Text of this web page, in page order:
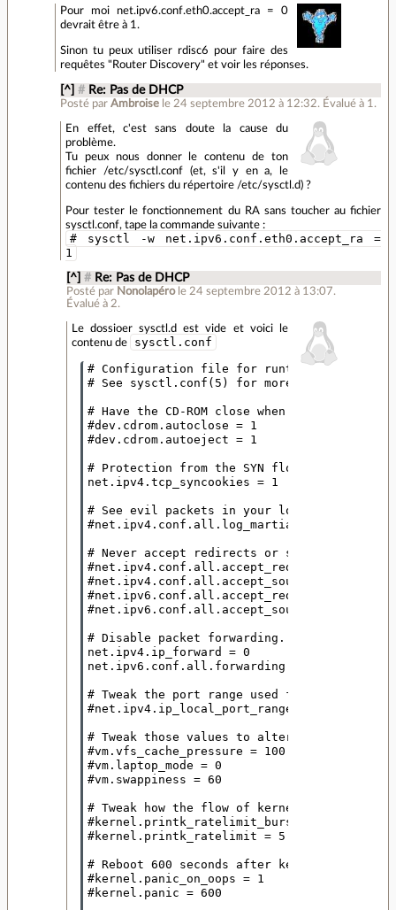
Pour moi net.ipv6.conf.eth0.accept_ra = 0
devrait être à 1.
Sinon tu peux utiliser rdisc6 pour faire des
requêtes "Router Discovery" et voir les réponses.
[^] # Re: Pas de DHCP
Posté parAmbroise le 24 septembre 2012 à 12:32. Évalué à 1 .
En effet, c'est sans doute la cause du
problème.
Tu peux nous donner le contenu de ton
fichier /etc/sysctl.conf (et, s'il y en a, le
contenu des fichiers du répertoire /etc/sysctl.d) ?
Pour tester le fonctionnement du RA sans toucher au fichier
sysctl.conf, tape la commande suivante :
# sysctl -w net.ipv6.conf.eth0.accept_ra =
1
[^] # Re: Pas de DHCP
Posté par Nonolapéro le 24 septembre 2012 à 13:07.
Évalué à 2.
Le dossioer sysctl.d est vide et voici le
contenu de
sysctl.conf
# Configuration file for runtime kernel
# See sysctl.conf(5) for more information.
# Have the CD-ROM close when you use it,
#dev.cdrom.autoclose = 1
#dev.cdrom.autoeject = 1
# Protection from the SYN flood attack.
net.ipv4.tcp_syncookies = 1
# See evil packets in your logs.
#net.ipv4.conf.all.log_martians = 1
# Never accept redirects or source
#net.ipv4.conf.all.accept_redirects = 0
#net.ipv4.conf.all.accept_source_route = 0
#net.ipv6.conf.all.accept_redirects = 0
#net.ipv6.conf.all.accept_source_route = 0
# Disable packet forwarding.
net.ipv4.ip_forward = 0
net.ipv6.conf.all.forwarding = 0
# Tweak the port range used for outgoing
#net.ipv4.ip_local_port_range = 32768 61000
# Tweak those values to alter disk syncing
#vm.vfs_cache_pressure = 100
#vm.laptop_mode = 0
#vm.swappiness = 60
# Tweak how the flow of kernel messages
#kernel.printk_ratelimit_burst = 10
#kernel.printk_ratelimit = 5
# Reboot 600 seconds after kernel panic or
#kernel.panic_on_oops = 1
#kernel.panic = 600